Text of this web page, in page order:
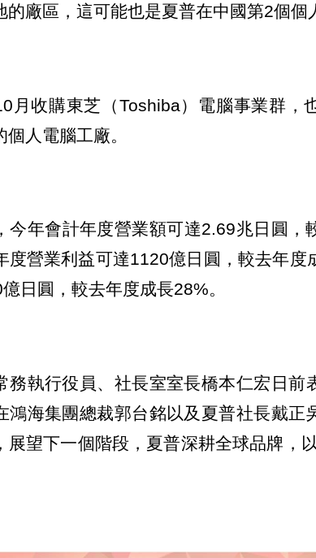
的廠區，這可能也是夏普在中國第2個個
月收購東芝（Toshiba）電腦事業群，
人電腦工廠。
今年會計年度營業額可達2.69兆日圓，
度營業利益可達1120億日圓，較去年度
日圓，較去年度成長28%。
務執行役員、社長室室長橋本仁宏日前
鴻海集團總裁郭台銘以及夏普社長戴正
展望下一個階段，夏普深耕全球品牌，